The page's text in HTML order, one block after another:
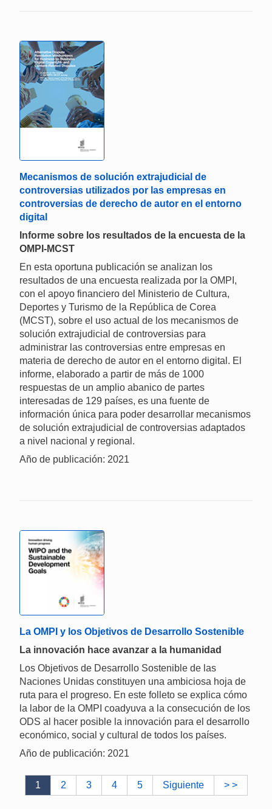
Mecanismos de solución extrajudicial de
controversias utilizados por las empresas en
controversias de derecho de autor en el entorno
digital
Informe sobre los resultados de la encuesta de la
OMPI-MCST
En esta oportuna publicación se analizan los
resultados de una encuesta realizada por la OMPI,
con el apoyo financiero del Ministerio de Cultura,
Deportes y Turismo de la República de Corea
(MCST), sobre el uso actual de los mecanismos de
solución extrajudicial de controversias para
administrar las controversias entre empresas en
materia de derecho de autor en el entorno digital. El
informe, elaborado a partir de más de 1000
respuestas de un amplio abanico de partes
interesadas de 129 países, es una fuente de
información única para poder desarrollar mecanismos
de solución extrajudicial de controversias adaptados
a nivel nacional y regional.
Año de publicación: 2021
La OMPI y los Objetivos de Desarrollo Sostenible
La innovación hace avanzar a la humanidad
Los Objetivos de Desarrollo Sostenible de las
Naciones Unidas constituyen una ambiciosa hoja de
ruta para el progreso. En este folleto se explica cómo
la labor de la OMPI coadyuva a la consecución de los
ODS al hacer posible la innovación para el desarrollo
económico, social y cultural de todos los países.
Año de publicación: 2021
1 2 3 4 5 Siguiente > >